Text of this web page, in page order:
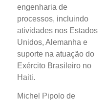
engenharia de
processos, incluindo
atividades nos Estados
Unidos, Alemanha e
suporte na atuação do
Exército Brasileiro no
Haiti.
Michel Pipolo de